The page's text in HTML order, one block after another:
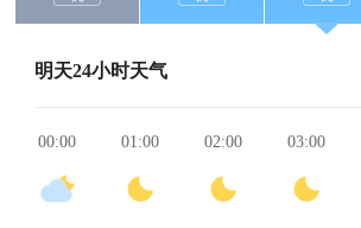
明天24小时天气
00:00 01:00 02:00 03:00